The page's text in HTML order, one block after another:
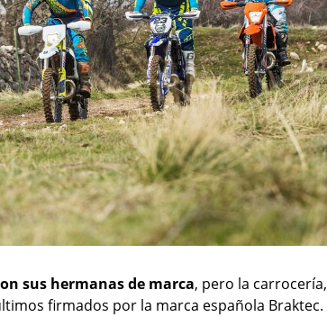
sus hermanas de marca, pero la carrocería,
firmados por la marca española Braktec.